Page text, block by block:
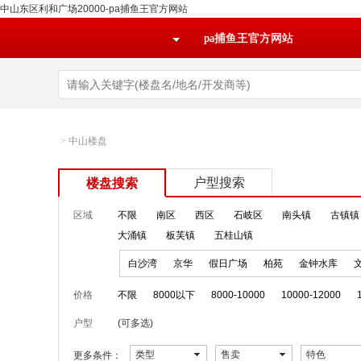
中山东区利和广场20000-pa捕鱼王官方网站
pa捕鱼王官方网站
> 中山楼盘
楼盘搜索 户型搜索
区域 不限 南区 西区 石岐区 南头镇
古镇镇
大涌镇
板芙镇 五桂山镇
白沙湾 京华 假日广场 柏苑 金钟水库
价格 不限 8000以下 8000-10000 10000-12000
户型 (可多选)
更多条件： 类型 售卖 特色